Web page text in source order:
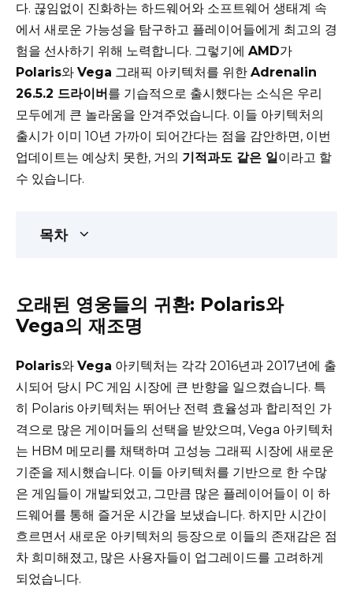
다. 끊임없이 진화하는 하드웨어와 소프트웨어 생태계 속
에서 새로운 가능성을 탐구하고 플레이어들에게 최고의 경
험을 선사하기 위해 노력합니다. 그렇기에 AMD가
Polaris와 Vega 그래픽 아키텍처를 위한 Adrenalin
26.5.2 드라이버 를 기습적으로 출시했다는 소식은 우리
모두에게 큰 놀라움을 안겨주었습니다. 이들 아키텍처의
출시가 이미 10년 가까이 되어간다는 점을 감안하면, 이번
업데이트는 예상치 못한, 거의 기적과도 같은 일이라고 할
수 있습니다.
목차
오래된 영웅들의 귀환: Polaris와
Vega의 재조명
Polaris와 Vega 아키텍처는 각각 2016년과 2017년에 출
시되어 당시 PC 게임 시장에 큰 반향을 일으켰습니다. 특
히 Polaris 아키텍처는 뛰어난 전력 효율성과 합리적인 가
격으로 많은 게이머들의 선택을 받았으며, Vega 아키텍처
는 HBM 메모리를 채택하며 고성능 그래픽 시장에 새로운
기준을 제시했습니다. 이들 아키텍처를 기반으로 한 수많
은 게임들이 개발되었고, 그만큼 많은 플레이어들이 이 하
드웨어를 통해 즐거운 시간을 보냈습니다. 하지만 시간이
흐르면서 새로운 아키텍처의 등장으로 이들의 존재감은 점
차 희미해졌고, 많은 사용자들이 업그레이드를 고려하게
되었습니다.